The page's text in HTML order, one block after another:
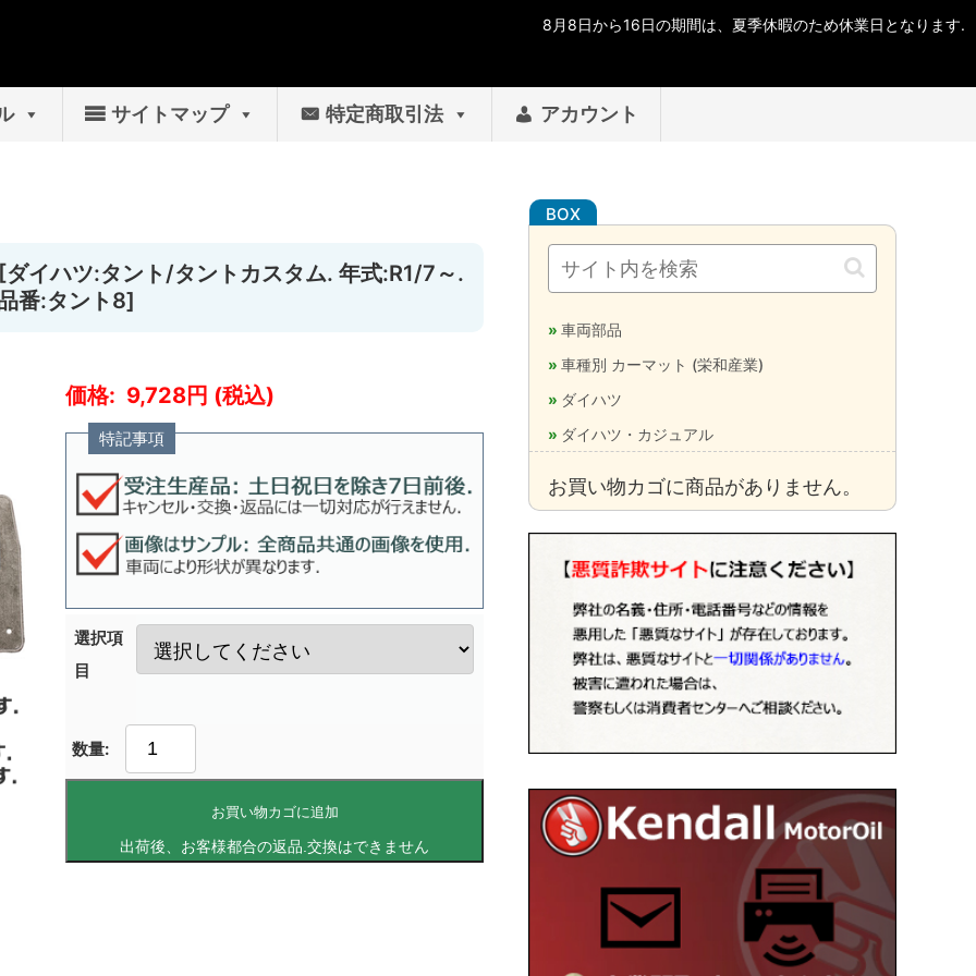
サイトマップ 特定商取引法 アカウント
イハツ:タント/タントカスタム. 年式:R1/7～.
番:タント8]
9,728
特記事項
選択項
目
お買い物カゴに追加
車両部品
車種別 カーマット (栄和産業)
ダイハツ
ダイハツ・カジュアル
お買い物カゴに商品がありません。